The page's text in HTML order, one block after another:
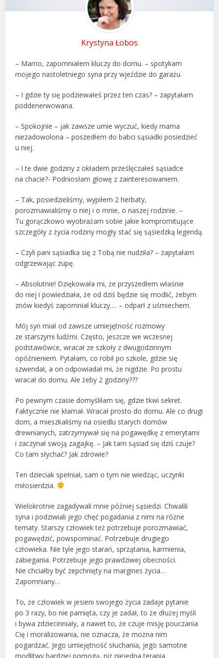
Krystyna Łobos
– Mamo, zapomniałem kluczy do domu. – spotykam
mojego nastoletniego syna przy wjeździe do garażu.
– I gdzie ty się podziewałeś przez ten czas? – zapytałam
poddenerwowana.
– Spokojnie – jak zawsze umie wyczuć, kiedy mama
niezadowolona – poszedłem do babci sąsiadki posiedzieć
u niej.
– I te dwie godziny z okładem prześlęczałeś sąsiadce
na chacie?- Podniosłam głowę z zainteresowaniem.
– Tak, posiedzieliśmy, wypiłem 2 herbaty,
porozmawialiśmy o niej i o mnie, o naszej rodzinie. –
Tu gorączkowo wyobrażam sobie jakie kompromitujące
szczegóły z życia rodziny mogły stać się sąsiedzką legendą.
– Czyli pani sąsiadka się z Tobą nie nudziła? – zapytałam
odgrzewając zupę.
– Absolutnie! Dziękowała mi, że przyszedłem właśnie
do niej i powiedziała, że od dziś będzie się modlić, żebym
znów kiedyś zapomniał kluczy…. – odparł z uśmiechem.
Mój syn miał od zawsze umiejętność rozmowy
ze starszymi ludźmi. Często, jeszcze we wczesnej
podstawówce, wracał ze szkoły z dwugodzinnym
opóźnieniem. Pytałam, co robił po szkole, gdzie się
szwendał, a on odpowiadał mi, że nigdzie. Po prostu
wracał do domu. Ale żeby 2 godziny???
Po pewnym czasie domyśliłam się, gdzie tkwi sekret.
Faktycznie nie kłamał. Wracał prosto do domu. Ale co drugi
dom, a mieszkaliśmy na osiedlu starych domów
drewnianych, zatrzymywał się na pogawędkę z emerytami
i zaczynał swoją zagajkę. – Jak tam sąsiad się dziś czuje?
Co tam słychać? Jak zdrowie?
Ten dzieciak spełniał, sam o tym nie wiedząc, uczynki
miłosierdzia.
Wielokrotnie zagadywali mnie później sąsiedzi. Chwalili
syna i podziwiali jego chęć pogadania z nimi na różne
tematy. Starszy człowiek też potrzebuje porozmawiać,
pogawędzić, powspominać. Potrzebuje drugiego
człowieka. Nie tyle jego starań, sprzątania, karmienia,
zabiegania. Potrzebuje jego prawdziwej obecności.
Nie chciałby być zepchnięty na margines życia…
Zapomniany…
To, że człowiek w jesieni swojego życia zadaje pytanie
po 3 razy, bo nie pamięta, czy je zadał, to że dłużej myśli
i bywa zdziecinniały, a nawet to, że czuje misję pouczania
Cię i moralizowania, nie oznacza, że można nim
pogardzać. Jego umiejętność słuchania, jego samotne
modlitwy bardziej pomogą, niż niejedna terapia